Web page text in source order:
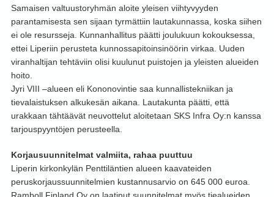
Samaisen valtuustoryhmän aloite yleisen viihtyvyyden
parantamisesta sen sijaan tyrmättiin lautakunnassa, koska siihen
ei ole resursseja. Kunnanhallitus päätti joulukuun kokouksessa,
ettei Liperiin perusteta kunnossapitoinsinöörin virkaa. Uuden
viranhaltijan tehtäviin olisi kuulunut puistojen ja yleisten alueiden
hoito.
Jyri VIII –alueen eli Kononovintie saa kunnallistekniikan ja
tievalaistuksen alkukesän aikana. Lautakunta päätti, että
urakkaan tähtäävät neuvottelut aloitetaan SKS Infra Oy:n kanssa
tarjouspyyntöjen perusteella.
Korjausuunnitelmat valmiita, rahaa puuttuu
Liperin kirkonkylän Penttiläntien alueen kaavateiden
peruskorjaussuunnitelmien kustannusarvio on 645 000 euroa.